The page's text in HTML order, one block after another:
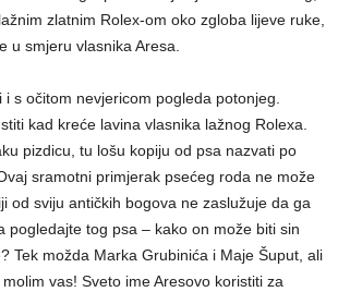
zlatnim Rolex-om oko zgloba lijeve ruke,
u smjeru vlasnika Aresa.
i s očitom nevjericom pogleda potonjeg.
kad kreće lavina vlasnika lažnog Rolexa.
pizdicu, tu lošu kopiju od psa nazvati po
sramotni primjerak psećeg roda ne može
od sviju antičkih bogova ne zaslužuje da ga
pogledajte tog psa – kako on može biti sin
Tek možda Marka Grubinića i Maje Šuput, ali
vas! Sveto ime Aresovo koristiti za